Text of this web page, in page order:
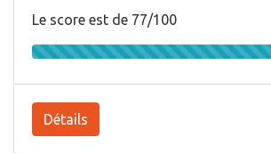
Le score est de 77/100
Détails